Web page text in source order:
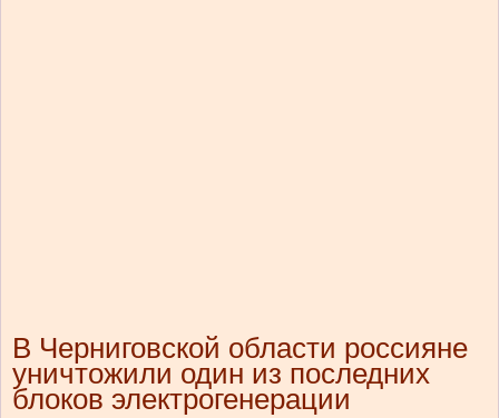
В Черниговской области россияне
уничтожили один из последних
блоков электрогенерации